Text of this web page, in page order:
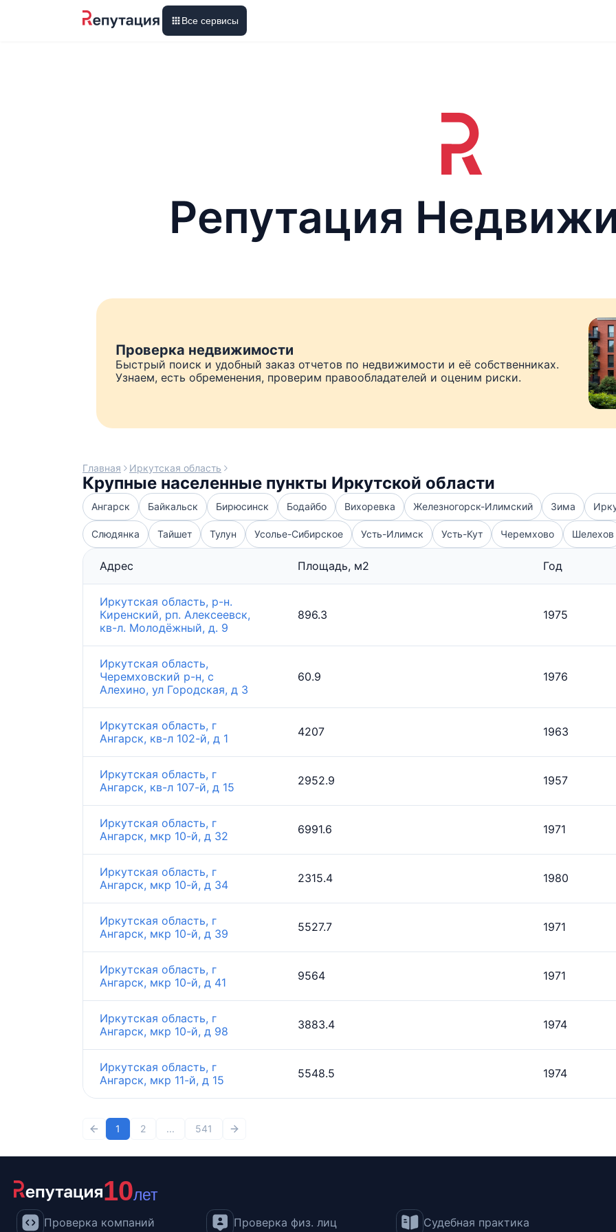
Все сервисы
Репутация
Проверка недвижимости
Быстрый поиск и удобный заказ отчетов по недвижимости и её собственниках.
Узнаем, есть обременения, проверим правообладателей и оценим риски.
Главная Иркутская область
Крупные населенные пункты Иркутской области
Ангарск Байкальск Бирюсинск Бодайбо Вихоревка Железногорск-Илимский Зима
Слюдянка Тайшет Тулун Усолье-Сибирское Усть-Илимск Усть-Кут Черемхово Шелехов
Адрес Площадь, м2 Год
Иркутская область, р-н.
Киренский, рп. Алексеевск,
кв-л. Молодёжный, д. 9
896.3 1975
Иркутская область,
Черемховский р-н, с
Алехино, ул Городская, д 3
60.9 1976
Иркутская область, г
Ангарск, кв-л 102-й, д 1
4207 1963
Иркутская область, г
Ангарск, кв-л 107-й, д 15
2952.9 1957
Иркутская область, г
Ангарск, мкр 10-й, д 32
6991.6 1971
Иркутская область, г
Ангарск, мкр 10-й, д 34
2315.4 1980
Иркутская область, г
Ангарск, мкр 10-й, д 39
5527.7 1971
Иркутская область, г
Ангарск, мкр 10-й, д 41
9564 1971
Иркутская область, г
Ангарск, мкр 10-й, д 98
3883.4 1974
Иркутская область, г
Ангарск, мкр 11-й, д 15
5548.5 1974
1 2 ... 541
10лет
Проверка компаний Проверка физ. лиц Судебная практика